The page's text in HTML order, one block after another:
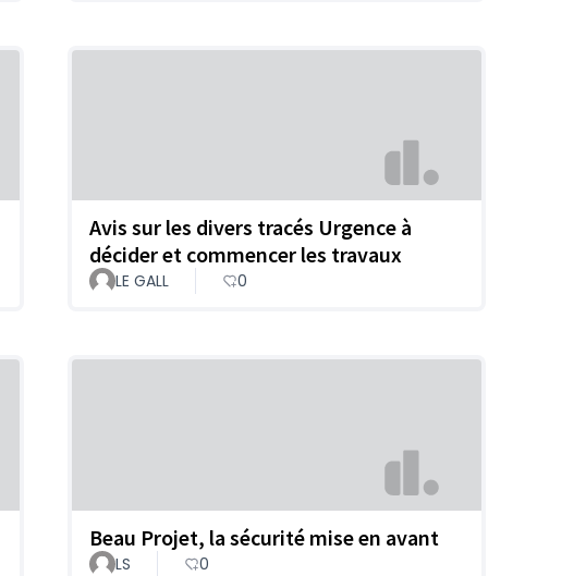
Avis sur les divers tracés Urgence à
décider et commencer les travaux
LE GALL 0
Beau Projet, la sécurité mise en avant
LS 0